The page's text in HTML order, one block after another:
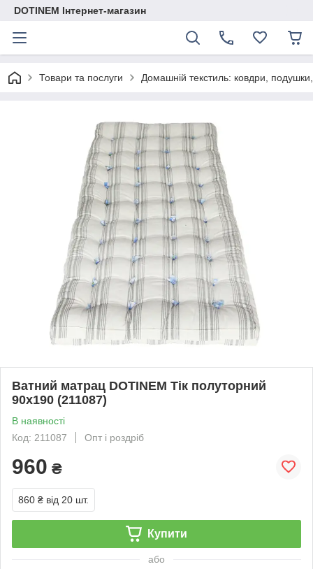
DOTINEM Інтернет-магазин
Товари та послуги Домашній текстиль: ковдри,
Ватний матрац DOTINEM Тік полуторний
90х190 (211087)
В наявності
Код: 211087
Опт і роздріб
960 ₴
860 ₴ від 20 шт.
Купити
або